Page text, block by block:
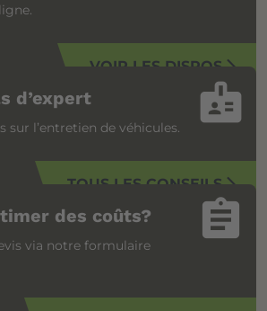
VOIR LES DISPOSarrow_forward_ios
badge
d’expert
sur l’entretien de véhicules.
TOUS LES CONSEILSarrow_forward_ios
assignment
des coûts?
via notre formulaire